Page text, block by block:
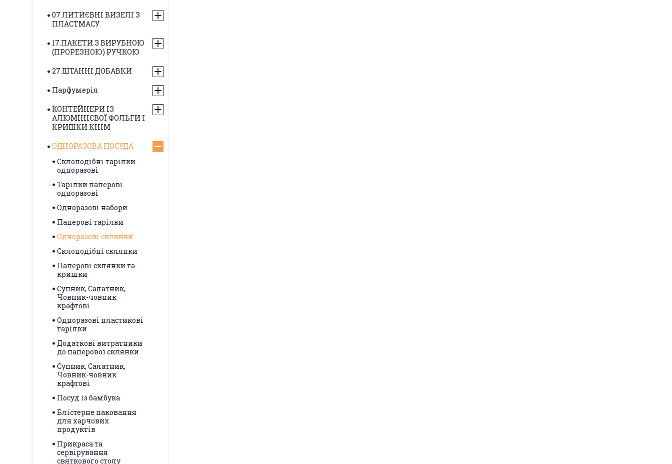
07.ЛИТИЄВНІ ВИЗЕЛІ З
ПЛАСТМАСУ
17.ПАКЕТИ З ВИРУБНОЮ
(ПРОРЕЗНОЮ) РУЧКОЮ
27.ШТАННІ ДОБАВКИ
Парфумерія
КОНТЕЙНЕРИ ІЗ
АЛЮМІНІЄВОЇ ФОЛЬГИ І
КРИШКИ КНІМ
ОДНОРАЗОВА ПОСУДА
Склоподібні тарілки
одноразові
Тарілки паперові
одноразові
Одноразові набори
Паперові тарілки
Одноразові склянки
Склоподібні склянки
Паперові склянки та
кришки
Супник, Салатник,
Човник-човник
крафтові
Одноразові пластикові
тарілки
Додаткові витратники
до паперової склянки
Супник, Салатник,
Човник-човник
крафтові
Посуд із бамбука
Блістерне паковання
для харчових
продуктів
Прикраса та
сервірування
святкового столу